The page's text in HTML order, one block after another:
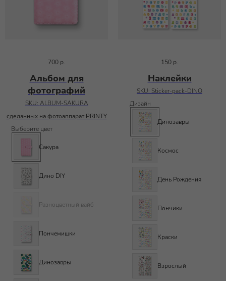
700 р.
Альбом для
фотографий
SKU: ALBUM-SAKURA
сделанных на фотоаппарат PRINTY
Выберите цвет
Сакура
Дино DIY
Разноцветный вайб
Пончемишки
Динозавры
150 р.
Наклейки
SKU: Sticker-pack-DINO
Дизайн
Динозавры
Космос
День Рождения
Пончики
Краски
Взрослый